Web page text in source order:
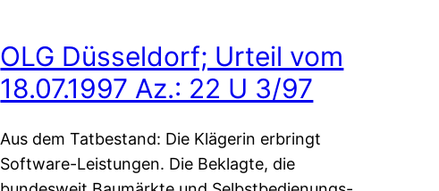
OLG Düsseldorf; Urteil vom
18.07.1997 Az.: 22 U 3/97
Aus dem Tatbestand: Die Klägerin erbringt
Software-Leistungen. Die Beklagte, die